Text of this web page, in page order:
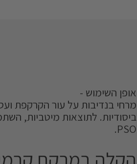
אופן השימוש -
ביסודיות. לתוצאות מיטביות,
PSO.